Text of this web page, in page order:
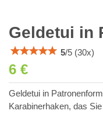
Geldetui in
5/5 (30x)
6 €
Geldetui in
Karabinerhaken, das